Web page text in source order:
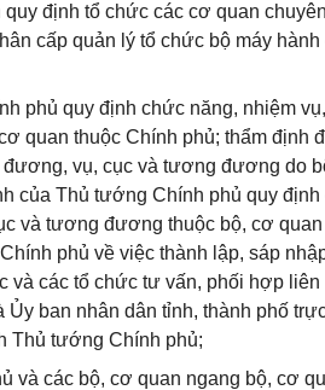
định tổ chức các cơ quan
cấp quản lý tổ chức bộ máy
phủ quy định chức năng, nhiệm
quan thuộc Chính phủ; thẩm định
vụ, cục và tương đương do
của Thủ tướng Chính phủ quy
và tương đương thuộc bộ, cơ
phủ về việc thành lập, sáp
các tổ chức tư vấn, phối hợp liên
ban nhân dân tỉnh, thành phố
Thủ tướng Chính phủ;
và các bộ, cơ quan ngang bộ, cơ